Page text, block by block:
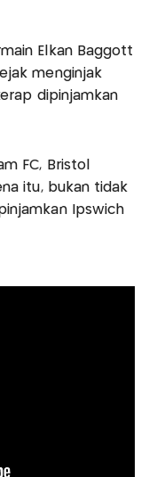
Elkan Baggott
menginjak
dipinjamkan
FC, Bristol
itu, bukan tidak
Ipswich